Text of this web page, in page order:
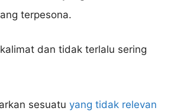
terpesona.
dan tidak terlalu sering
sesuatu yang tidak relevan